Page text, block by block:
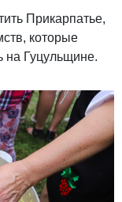
Прикарпатье,
которые
на Гуцульщине.